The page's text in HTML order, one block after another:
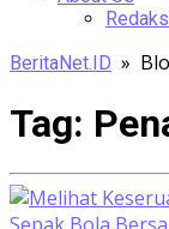
BeritaNet.ID »
Tag: